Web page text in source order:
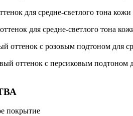
для средне-светлого тона
для средне-светлого тона
оттенок с розовым подтоном для
оттенок с персиковым подтоном
покрытие